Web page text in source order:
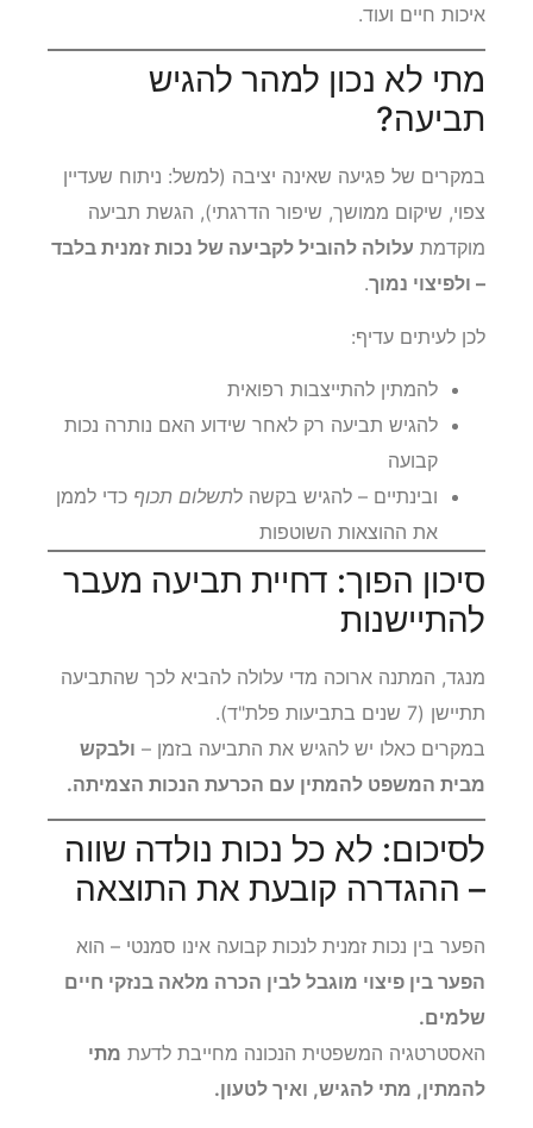
איכות חיים ועוד.
מתי לא נכון למהר להגיש
תביעה?
במקרים של פגיעה שאינה יציבה (למשל: ניתוח שעדיין
צפוי, שיקום ממושך, שיפור הדרגתי), הגשת תביעה
מוקדמת עלולה להוביל לקביעה של נכות זמנית בלבד
– ולפיצוי נמוך.
לכן לעיתים עדיף:
להמתין להתייצבות רפואית
להגיש תביעה רק לאחר שידוע האם נותרה נכות
קבועה
ובינתיים – להגיש בקשה לתשלום תכוף כדי לממן
את ההוצאות השוטפות
סיכון הפוך: דחיית תביעה מעבר
להתיישנות
מנגד, המתנה ארוכה מדי עלולה להביא לכך שהתביעה
תתיישן (7 שנים בתביעות פלת"ד).
במקרים כאלו יש להגיש את התביעה בזמן – ולבקש
מבית המשפט להמתין עם הכרעת הנכות הצמיתה.
לסיכום: לא כל נכות נולדה שווה
– ההגדרה קובעת את התוצאה
הפער בין נכות זמנית לנכות קבועה אינו סמנטי – הוא
הפער בין פיצוי מוגבל לבין הכרה מלאה בנזקי חיים
שלמים.
האסטרטגיה המשפטית הנכונה מחייבת לדעת מתי
להמתין, מתי להגיש, ואיך לטעון.